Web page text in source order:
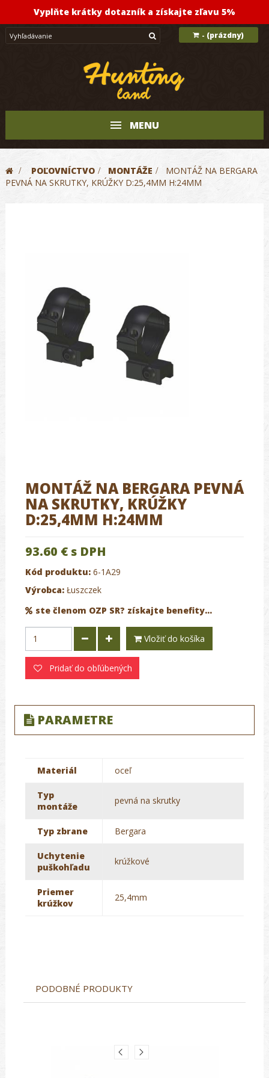
Vyplňte krátky dotazník a získajte zľavu 5%
- (prázdny)
MENU
> POĽOVNÍCTVO > MONTÁŽE >
MONTÁŽ NA BERGARA
PEVNÁ NA SKRUTKY, KRÚŽKY D:25,4MM H:24MM
MONTÁŽ NA BERGARA PEVNÁ
NA SKRUTKY, KRÚŽKY
D:25,4MM H:24MM
93.60 € s DPH
Kód produktu: 6-1A29
Výrobca: Łuszczek
ste členom OZP SR? získajte benefity...
Vložiť do košíka
Pridať do obľúbených
PARAMETRE
Materiál oceľ
Typ
montáže
pevná na skrutky
Typ zbrane Bergara
Uchytenie
puškohľadu
krúžkové
Priemer
krúžkov
25,4mm
PODOBNÉ PRODUKTY